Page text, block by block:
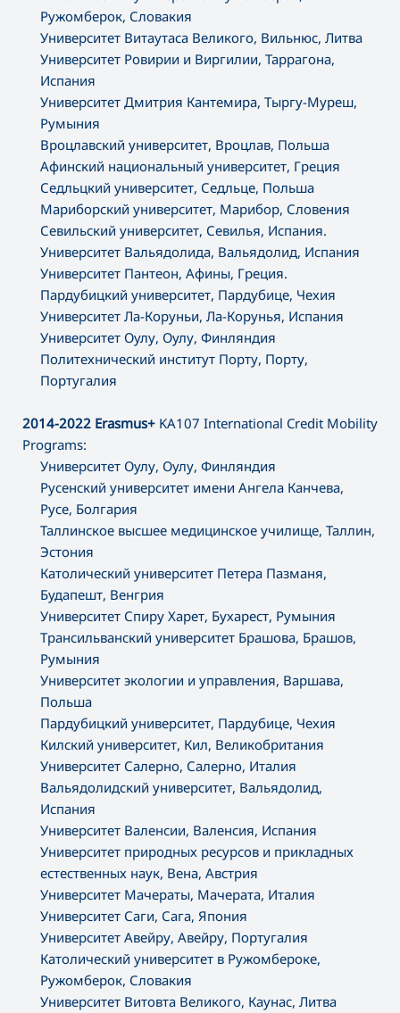
Ружомберок, Словакия
Университет Витаутаса Великого, Вильнюс, Литва
Университет Ровирии и Виргилии, Таррагона,
Испания
Университет Дмитрия Кантемира, Тыргу-Муреш,
Румыния
Вроцлавский университет, Вроцлав, Польша
Афинский национальный университет, Греция
Седльцкий университет, Седльце, Польша
Мариборский университет, Марибор, Словения
Севильский университет, Севилья, Испания.
Университет Вальядолида, Вальядолид, Испания
Университет Пантеон, Афины, Греция.
Пардубицкий университет, Пардубице, Чехия
Университет Ла-Коруньи, Ла-Корунья, Испания
Университет Оулу, Оулу, Финляндия
Политехнический институт Порту, Порту,
Португалия
2014-2022 Erasmus+ KA107 International Credit Mobility
Programs:
Университет Оулу, Оулу, Финляндия
Русенский университет имени Ангела Канчева,
Русе, Болгария
Таллинское высшее медицинское училище, Таллин,
Эстония
Католический университет Петера Пазманя,
Будапешт, Венгрия
Университет Спиру Харет, Бухарест, Румыния
Трансильванский университет Брашова, Брашов,
Румыния
Университет экологии и управления, Варшава,
Польша
Пардубицкий университет, Пардубице, Чехия
Килский университет, Кил, Великобритания
Университет Салерно, Салерно, Италия
Вальядолидский университет, Вальядолид,
Испания
Университет Валенсии, Валенсия, Испания
Университет природных ресурсов и прикладных
естественных наук, Вена, Австрия
Университет Мачераты, Мачерата, Италия
Университет Саги, Сага, Япония
Университет Авейру, Авейру, Португалия
Католический университет в Ружомбероке,
Ружомберок, Словакия
Университет Витовта Великого, Каунас, Литва